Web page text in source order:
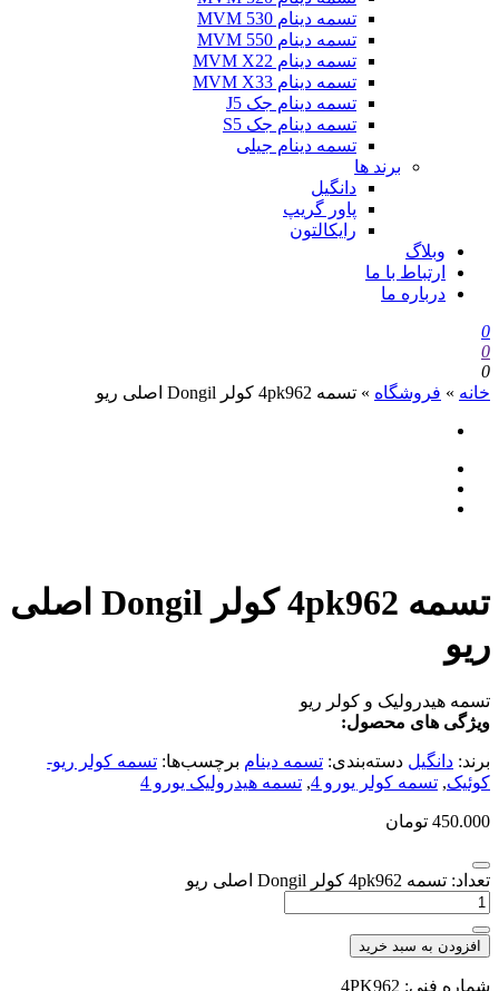
تسمه دینام MVM 530
تسمه دینام MVM 550
تسمه دینام MVM X22
تسمه دینام MVM X33
تسمه دینام جک J5
تسمه دینام جک S5
تسمه دینام جیلی
برند ها
دانگیل
پاور گریپ
رایکالتون
وبلاگ
ارتباط با ما
درباره ما
0
0
0
خانه » فروشگاه » تسمه 4pk962 کولر Dongil اصلی ریو
تسمه 4pk962 کولر Dongil اصلی
ریو
تسمه هیدرولیک و کولر ریو
ویژگی های محصول:
برند: دانگیل دسته‌بندی: تسمه دینام برچسب‌ها: تسمه کولر ریو-
کوئیک, تسمه کولر یورو 4 , تسمه هیدرولیک یورو 4
450.000 تومان
تعداد: تسمه 4pk962 کولر Dongil اصلی ریو
افزودن به سبد خرید
شماره فنی: 4PK962